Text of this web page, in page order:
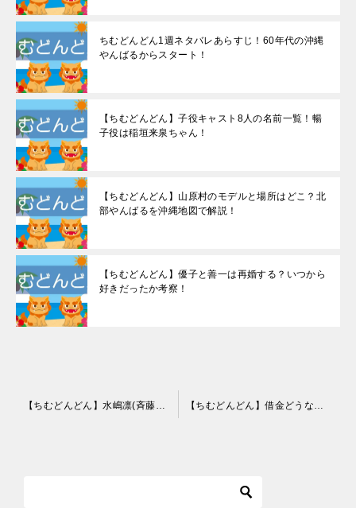
ちむどんどん1週ネタバレあらすじ！60年代の沖縄
やんばるからスタート！
【ちむどんどん】子役キャスト8人の名前一覧！暢
子役は稲垣来泉ちゃん！
【ちむどんどん】山原村のモデルと場所はどこ？北
部やんばるを沖縄地図で解説！
【ちむどんどん】優子と善一は再婚する？いつから
好きだったか考察！